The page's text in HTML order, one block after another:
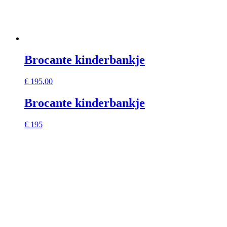
Brocante kinderbankje
€ 195,00
Brocante kinderbankje
€ 195